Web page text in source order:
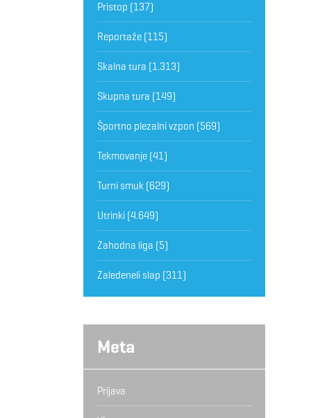
Pristop (137)
Reportaže(115)
Skalna tura (1.313)
Skupna tura (149)
Športno plezalni vzpon (569)
Tekmovanje(41)
Turni smuk(629)
Utrinki(4.649)
Zahodna liga (5)
Zaledeneli slap (311)
Meta
Prijava